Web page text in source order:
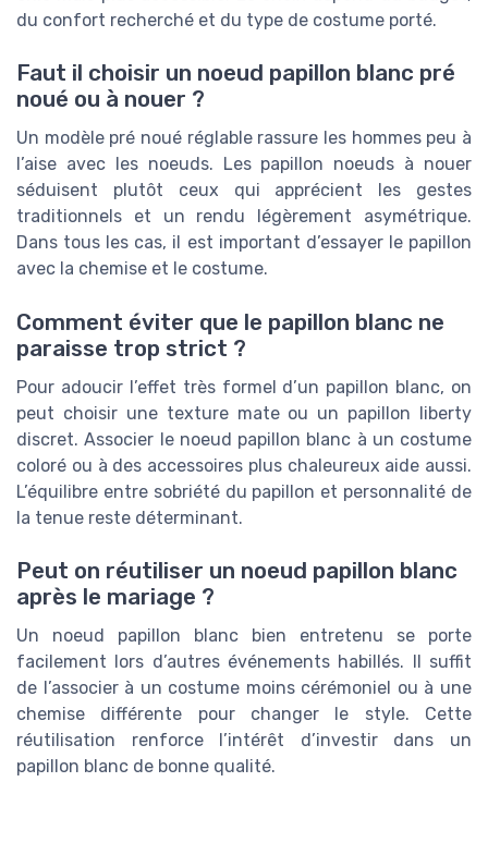
du confort recherché et du type de costume porté.
Faut il choisir un noeud papillon blanc pré
noué ou à nouer ?
Un modèle pré noué réglable rassure les hommes peu à
l’aise avec les noeuds. Les papillon noeuds à nouer
séduisent plutôt ceux qui apprécient les gestes
traditionnels et un rendu légèrement asymétrique.
Dans tous les cas, il est important d’essayer le papillon
avec la chemise et le costume.
Comment éviter que le papillon blanc ne
paraisse trop strict ?
Pour adoucir l’effet très formel d’un papillon blanc, on
peut choisir une texture mate ou un papillon liberty
discret. Associer le noeud papillon blanc à un costume
coloré ou à des accessoires plus chaleureux aide aussi.
L’équilibre entre sobriété du papillon et personnalité de
la tenue reste déterminant.
Peut on réutiliser un noeud papillon blanc
après le mariage ?
Un noeud papillon blanc bien entretenu se porte
facilement lors d’autres événements habillés. Il suffit
de l’associer à un costume moins cérémoniel ou à une
chemise différente pour changer le style. Cette
réutilisation renforce l’intérêt d’investir dans un
papillon blanc de bonne qualité.